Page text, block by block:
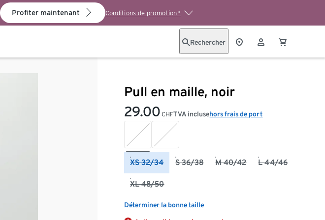
Profiter maintenant Conditions de promotion*
Rechercher
Pull en maille, noir
29.00 CHFTVA inclusehors frais de port
XS 32/34 S 36/38 M 40/42 L 44/46
XL 48/50
Déterminer la bonne taille